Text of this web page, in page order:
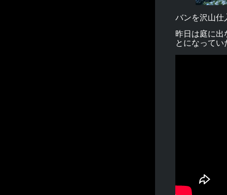
バンを沢山仕
昨日は庭に出
とになってい